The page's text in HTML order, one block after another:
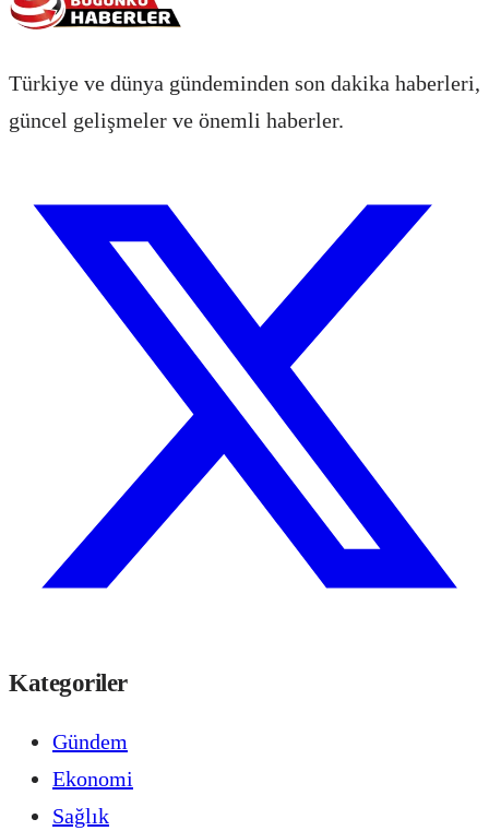
Türkiye ve dünya gündeminden son dakika haberleri,
güncel gelişmeler ve önemli haberler.
Kategoriler
Gündem
Ekonomi
Sağlık